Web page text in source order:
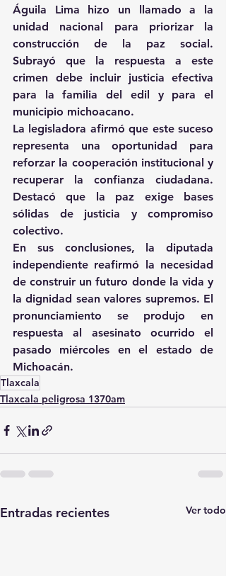
Águila Lima hizo un llamado a la
unidad nacional para priorizar la
construcción de la paz social.
Subrayó que la respuesta a este
crimen debe incluir justicia efectiva
para la familia del edil y para el
municipio michoacano.
La legisladora afirmó que este suceso
representa una oportunidad para
reforzar la cooperación institucional y
recuperar la confianza ciudadana.
Destacó que la paz exige bases
sólidas de justicia y compromiso
colectivo.
En sus conclusiones, la diputada
independiente reafirmó la necesidad
de construir un futuro donde la vida y
la dignidad sean valores supremos. El
pronunciamiento se produjo en
respuesta al asesinato ocurrido el
pasado miércoles en el estado de
Michoacán.
Tlaxcala
Tlaxcala peligrosa 1370am
Entradas recientes Ver todo